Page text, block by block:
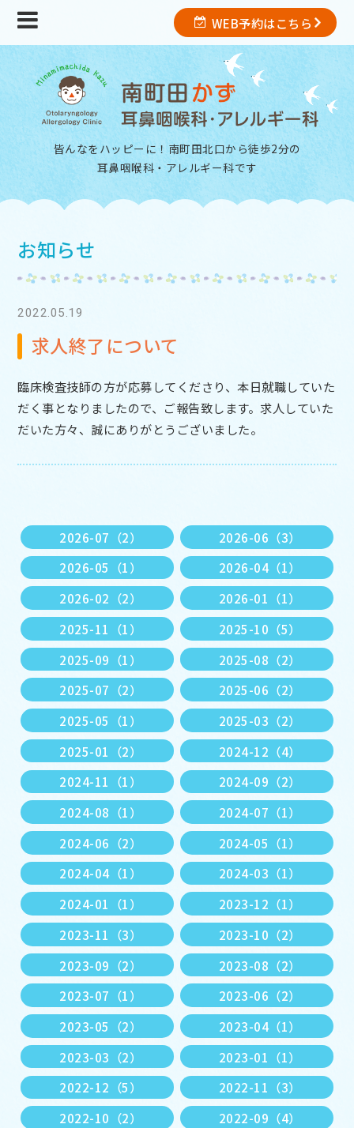
WEB予約はこちら
皆んなをハッピーに！南町田北口から徒歩2分の
耳鼻咽喉科・アレルギー科です
お知らせ
2022.05.19
求人終了について
臨床検査技師の方が応募してくださり、本日就職していた
だく事となりましたので、ご報告致します。求人していた
だいた方々、誠にありがとうございました。
2026-07（2）
2026-06（3）
2026-05（1）
2026-04（1）
2026-02（2）
2026-01（1）
2025-11（1）
2025-10（5）
2025-09（1）
2025-08（2）
2025-07（2）
2025-06（2）
2025-05（1）
2025-03（2）
2025-01（2）
2024-12（4）
2024-11（1）
2024-09（2）
2024-08（1）
2024-07（1）
2024-06（2）
2024-05（1）
2024-04（1）
2024-03（1）
2024-01（1）
2023-12（1）
2023-11（3）
2023-10（2）
2023-09（2）
2023-08（2）
2023-07（1）
2023-06（2）
2023-05（2）
2023-04（1）
2023-03（2）
2023-01（1）
2022-12（5）
2022-11（3）
2022-10（2）
2022-09（4）